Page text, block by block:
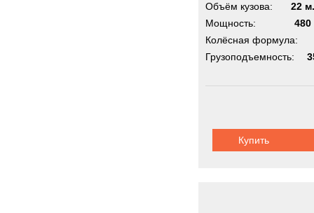
Объём кузова:
22
Мощность:
480
Колёсная формула:
Грузоподъемность:
Купить